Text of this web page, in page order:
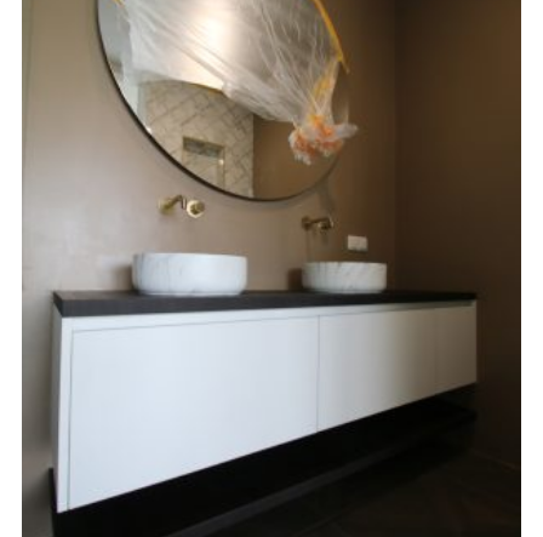
Badkamer meubel op maat